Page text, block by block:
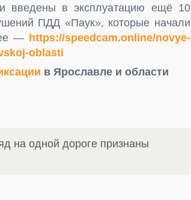
введены в эксплуатацию ещё 10
ПДД «Паук», которые начали
— https://speedcam.online/novye-
oblasti
в Ярославле и области
на одной дороге признаны